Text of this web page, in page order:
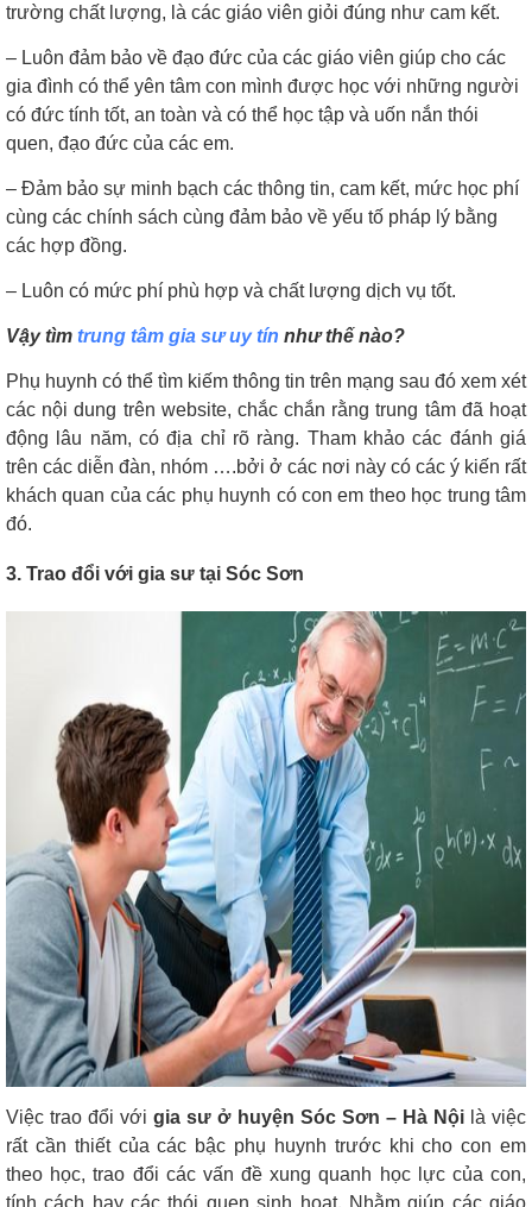
trường chất lượng, là các giáo viên giỏi đúng như cam kết.
– Luôn đảm bảo về đạo đức của các giáo viên giúp cho các
gia đình có thể yên tâm con mình được học với những người
có đức tính tốt, an toàn và có thể học tập và uốn nắn thói
quen, đạo đức của các em.
– Đảm bảo sự minh bạch các thông tin, cam kết, mức học phí
cùng các chính sách cùng đảm bảo về yếu tố pháp lý bằng
các hợp đồng.
– Luôn có mức phí phù hợp và chất lượng dịch vụ tốt.
Vậy tìm trung tâm gia sư uy tín như thế nào?
Phụ huynh có thể tìm kiếm thông tin trên mạng sau đó xem xét
các nội dung trên website, chắc chắn rằng trung tâm đã hoạt
động lâu năm, có địa chỉ rõ ràng. Tham khảo các đánh giá
trên các diễn đàn, nhóm ….bởi ở các nơi này có các ý kiến rất
khách quan của các phụ huynh có con em theo học trung tâm
đó.
3. Trao đổi với gia sư tại Sóc Sơn
Việc trao đổi vớigia sư ở huyện Sóc Sơn – Hà Nộilà việc
rất cần thiết của các bậc phụ huynh trước khi cho con em
theo học, trao đổi các vấn đề xung quanh học lực của con,
tính cách hay các thói quen sinh hoạt. Nhằm giúp các giáo